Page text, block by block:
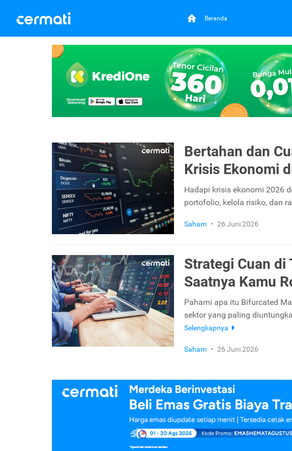
Beranda
Bertahan dan
Krisis Ekonomi
Hadapi krisis ekonomi 2026
portofolio, kelola risiko, dan
Saham • 26 Juni 2026
Strategi Cuan
Saatnya Kamu
Pahami apa itu Bifurcated
sektor yang paling
Selengkapnya
Saham • 26 Juni 2026